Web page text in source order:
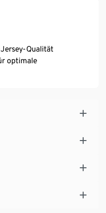
Qualität
optimale